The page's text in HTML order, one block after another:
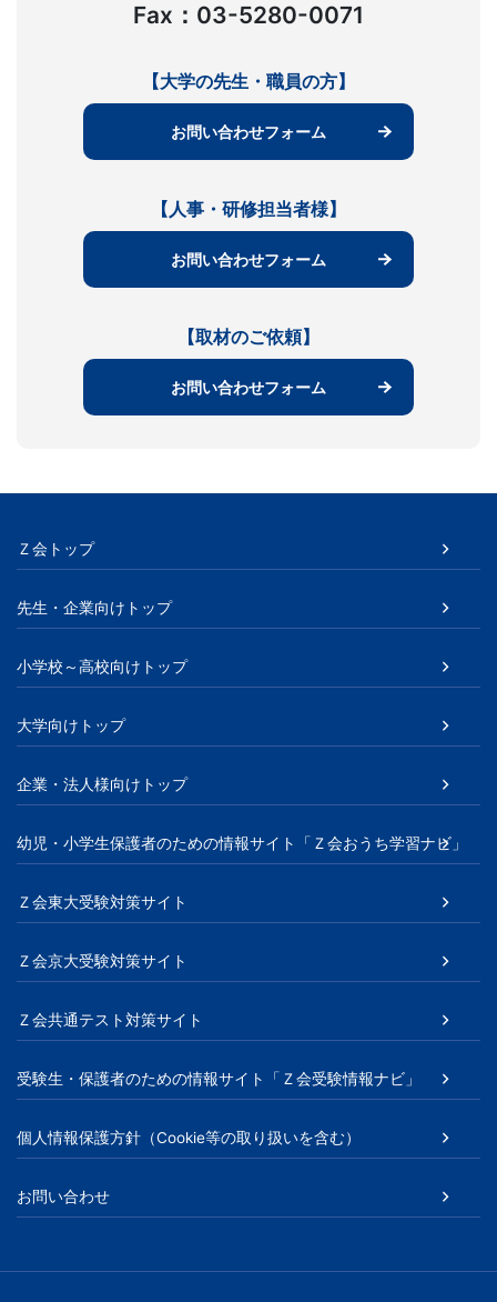
Fax：03-5280-0071
【大学の先生・職員の方】
お問い合わせフォーム
【人事・研修担当者様】
お問い合わせフォーム
【取材のご依頼】
お問い合わせフォーム
Ｚ会トップ
先生・企業向けトップ
小学校～高校向けトップ
大学向けトップ
企業・法人様向けトップ
幼児・小学生保護者のための情報サイト「Ｚ会おうち学習ナビ」
Ｚ会東大受験対策サイト
Ｚ会京大受験対策サイト
Ｚ会共通テスト対策サイト
受験生・保護者のための情報サイト「Ｚ会受験情報ナビ」
個人情報保護方針（Cookie等の取り扱いを含む）
お問い合わせ